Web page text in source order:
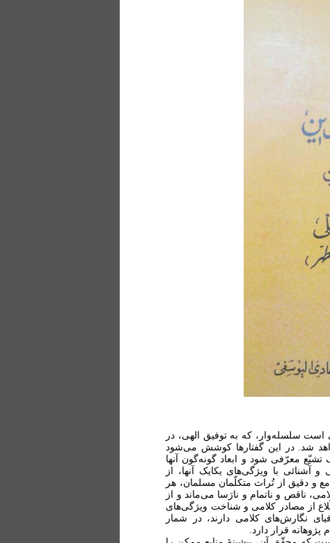
سلسله‌وار، که به توفیق الهی، در
شد. در این گفتارها کوشش می‌شود
معرّفی شود و ابعاد گونه‌گون آنها
با ویژگی‌های یکایک آنها، از
و دقیق از تُراث متکلّمان مسلمان، هر
ناقص و ناتمام و نارَسا می‌ماند و از
از مصادر کلامی و شناخت ویژگی‌های
نگارش‌های کلامی دارند، در شمار
قرار دارد.